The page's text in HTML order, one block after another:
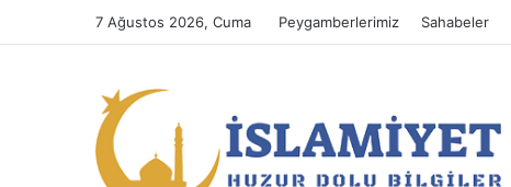
7 Ağustos 2026, Cuma Peygamberlerimiz Sahabeler